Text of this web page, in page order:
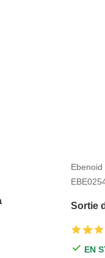
Ebenoid
Sortie
EN